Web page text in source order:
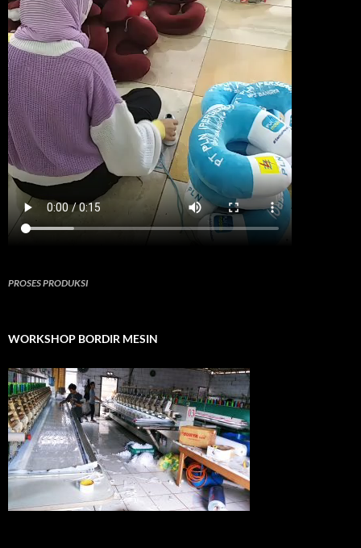
PROSES PRODUKSI
WORKSHOP BORDIR MESIN